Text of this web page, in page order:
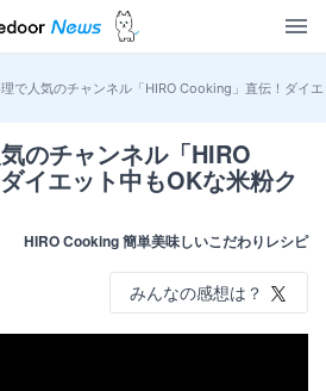
で人気のチャンネル「HIRO Cooking」直伝！ダイ
のチャンネル「HIRO
イエット中もOKな米粉ク
HIRO Cooking 簡単美味しいこだわりレシピ
みんなの感想は？